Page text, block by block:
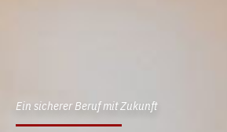
Ein sicherer Beruf mit Zukunft